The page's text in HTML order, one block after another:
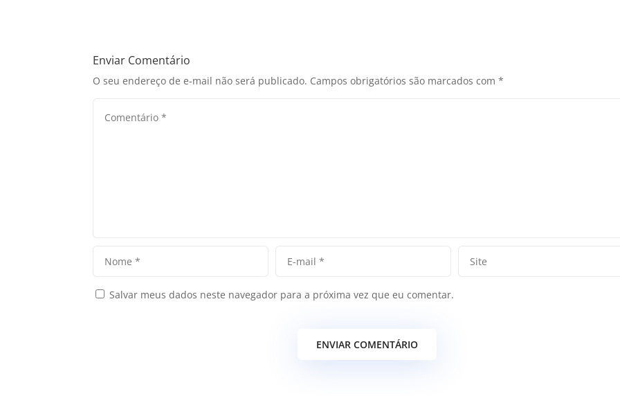
Enviar Comentário
O seu endereço de e-mail não será publicado. Campos obrigatórios são marcados com*
Salvar meus dados neste navegador para a próxima vez que eu comentar.